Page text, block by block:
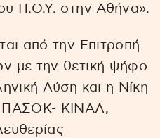
Π.Ο.Υ. στην Αθήνα».
από την Επιτροπή
με την θετική ψήφο
Λύση και η Νίκη
ΠΑΣΟΚ- ΚΙΝΑΛ,